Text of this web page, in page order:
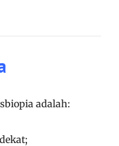
adalah: